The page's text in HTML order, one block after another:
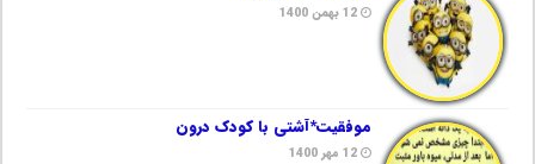
12 بهمن 1400
موفقیت*آشتی با کودک درون
12 مهر 1400